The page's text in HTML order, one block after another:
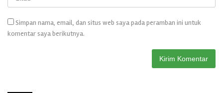
Simpan nama, email, dan situs web saya pada peramban ini untuk
komentar saya berikutnya.